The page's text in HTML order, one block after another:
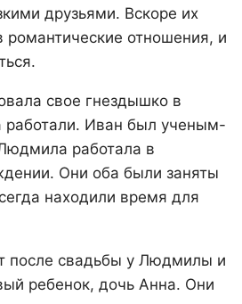
друзьями. Вскоре их
отношения, и
свое гнездышко в
работали. Иван был ученым-
работала в
Они оба были заняты
находили время для
после свадьбы у Людмилы и
ребенок, дочь Анна. Они